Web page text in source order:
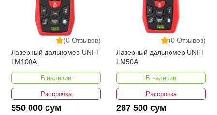
(0 Отзывов)
Лазерный дальномер UNI-T
LM100A
В наличии
Рассрочка
550 000 сум
(0 Отзывов)
Лазерный дальномер UNI-T
LM50A
В наличии
Рассрочка
287 500 сум